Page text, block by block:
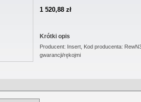
1 520,88 zł
Krótki opis
Producent: Insert, Kod producenta:
gwarancji/rękojmi